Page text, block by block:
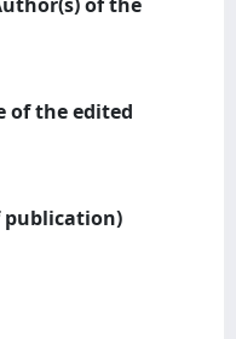
of the edited
publication)